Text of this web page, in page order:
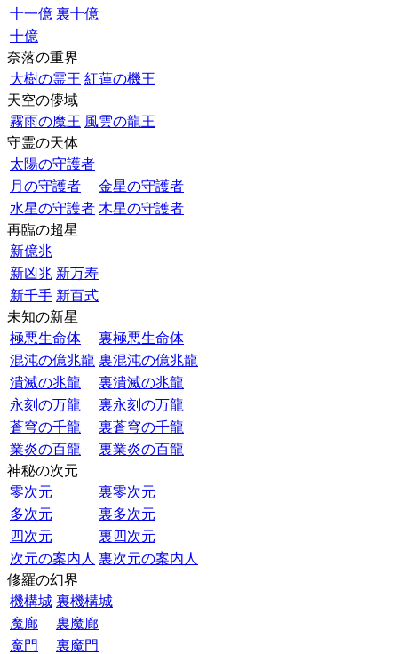
十一億 裏十億
十億
奈落の重界
大樹の霊王 紅蓮の機王
天空の儚域
霧雨の魔王 風雲の龍王
守霊の天体
太陽の守護者
月の守護者
金星の守護者
水星の守護者 木星の守護者
再臨の超星
新億兆
新凶兆 新万寿
新千手 新百式
未知の新星
極悪生命体
裏極悪生命体
混沌の億兆龍 裏混沌の億兆龍
潰滅の兆龍
裏潰滅の兆龍
永刻の万龍
裏永刻の万龍
蒼穹の千龍
裏蒼穹の千龍
業炎の百龍
裏業炎の百龍
神秘の次元
零次元
裏零次元
多次元
裏多次元
四次元
裏四次元
次元の案内人 裏次元の案内人
修羅の幻界
機構城 裏機構城
魔廊
裏魔廊
魔門
裏魔門